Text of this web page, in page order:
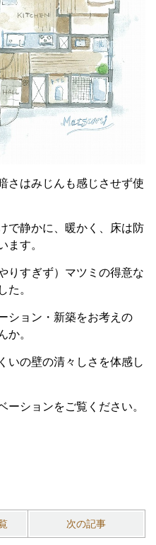
さはみじんも感じさせず使
で静かに、暖かく、床は防
ます。
りすぎず）マツミの得意な
た。
ション・新築をお考えの
か。
いの壁の清々しさを体感し
ーションをご覧ください。
次の記事